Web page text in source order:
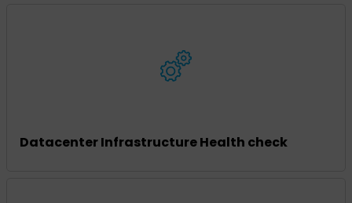
Datacenter Infrastructure Health check